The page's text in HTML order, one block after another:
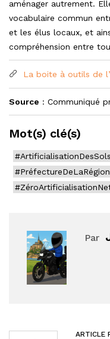
aménager autrement.
vocabulaire commun
et les élus locaux, et
compréhension entre
La boite à outils de
Source : Communiqué
Mot(s) clé(s)
#ArtificialisationDesSols
Par
ARTICLE